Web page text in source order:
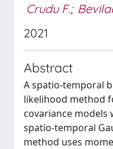
Crudu F.;
2021
Abstract
A spatio-temporal
likelihood method
covariance models
spatio-temporal
method uses